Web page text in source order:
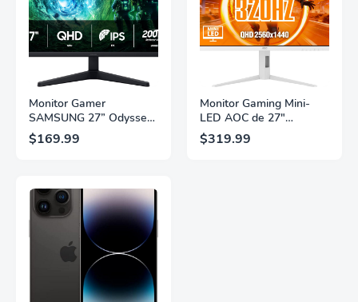
Monitor Gamer
SAMSUNG 27” Odyssey
G5 G53F con Resolución
QHD, HDR10,
Panel IPS, AMD
FreeSync™ Premium,
Ecualizador Negro,
Cambio Automático de
Fuente,
LS27FG532ENXZA
$169.99
Monitor Gaming Mini-
LED AOC de 27"
Pulgadas, QHD
2560×1440, 320Hz, 1ms
$319.99